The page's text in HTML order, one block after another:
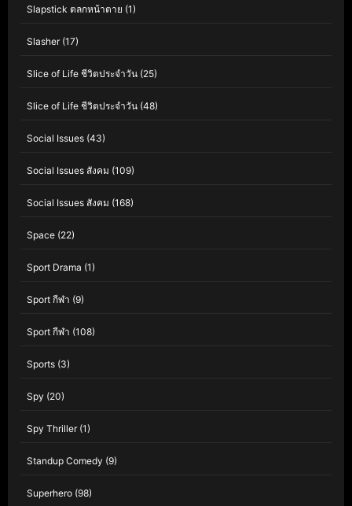
Slapstick ตลกหน้าตาย (1)
Slasher(17)
Slice of Life ชีวิตประจำวัน (25)
Slice of Life ชีวิตประจำวัน (48)
Social Issues (43)
Social Issues สังคม (109)
Social Issues สังคม (168)
Space (22)
Sport Drama (1)
Sport กีฬา (9)
Sport กีฬา (108)
Sports (3)
Spy (20)
Spy Thriller(1)
Standup Comedy (9)
Superhero (98)